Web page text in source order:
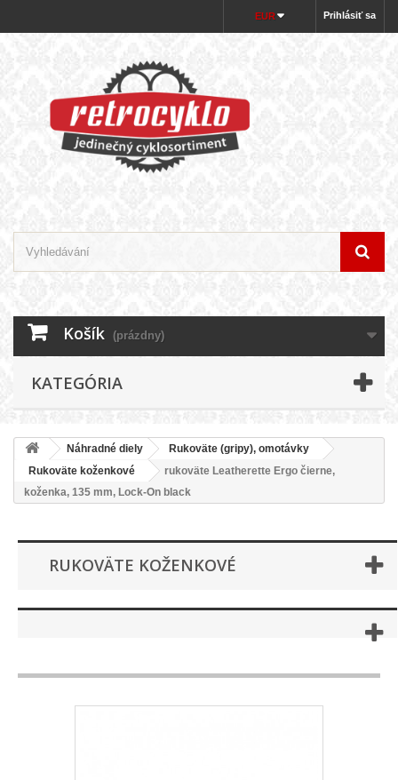
Prihlásiť sa
EUR
Košík (prázdny)
KATEGÓRIA
Náhradné diely
Rukoväte (gripy), omotávky
Rukoväte koženkové
rukoväte Leatherette Ergo čierne,
koženka, 135 mm, Lock-On black
RUKOVÄTE KOŽENKOVÉ